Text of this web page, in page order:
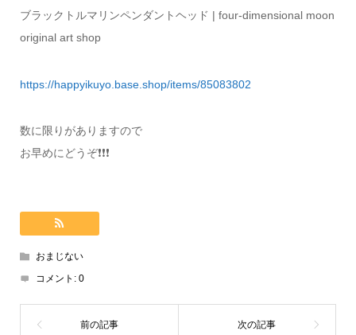
ブラックトルマリンペンダントヘッド | four-dimensional moon
original art shop
https://happyikuyo.base.shop/items/85083802
数に限りがありますので
お早めにどうぞ❗️❗️❗️
おまじない
コメント: 0